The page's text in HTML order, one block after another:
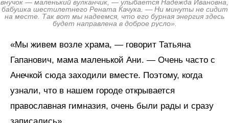
внучок — маленький вулканчик, — улыбается Надежда Ивановна,
бабушка шестилетнего Рената Качука. — Ни минуты не сидит
на месте. Так вот мы надеемся, что его бурная энергия здесь
будет направлена в доброе русло».
«Мы живем возле храма, — говорит Татьяна
Гапанович, мама маленькой Ани. — Очень часто с
Анечкой сюда заходили вместе. Поэтому, когда
узнали, что в нашем городе открывается
православная гимназия, очень были рады и сразу